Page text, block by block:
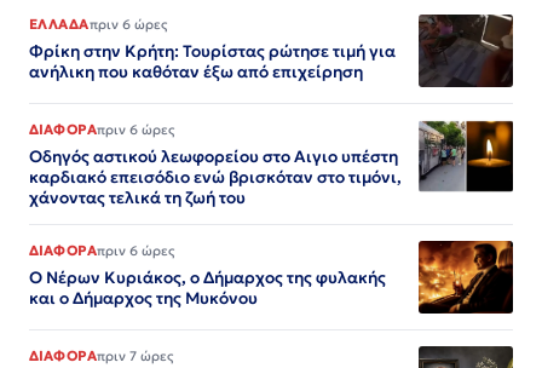
ΕΛΛΑΔΑπριν 6 ώρες
Φρίκη στην Κρήτη: Τουρίστας ρώτησε τιμή για
ανήλικη που καθόταν έξω από επιχείρηση
ΔΙΑΦΟΡΑπριν 6 ώρες
Οδηγός αστικού λεωφορείου στο Αιγιο υπέστη
καρδιακό επεισόδιο ενώ βρισκόταν στο τιμόνι,
χάνοντας τελικά τη ζωή του
ΔΙΑΦΟΡΑπριν 6 ώρες
Ο Νέρων Κυριάκος, o Δήμαρχος της φυλακής
και ο Δήμαρχος της Μυκόνου
ΔΙΑΦΟΡΑπριν 7 ώρες